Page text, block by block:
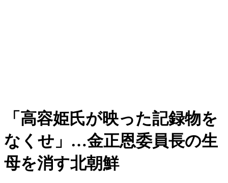
「高容姫氏が映った記録物を
なくせ」…金正恩委員長の生
母を消す北朝鮮